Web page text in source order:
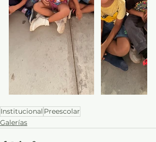
Institucional Preescolar
Galerías